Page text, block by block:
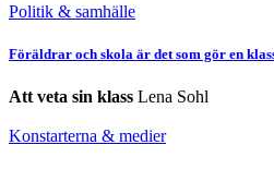
Politik & samhälle
Föräldrar och skola är det som gör en
Att veta sin klass Lena Sohl
Konstarterna & medier